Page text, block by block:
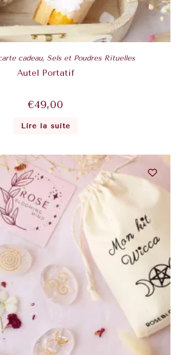
cadeau, Sels et Poudres Rituelles
Autel Portatif
€49,00
Lire la suite